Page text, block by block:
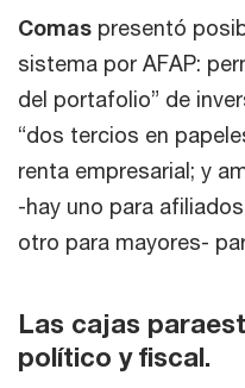
Comas presentó
sistema por AFAP:
del portafolio” de
“dos tercios en
renta empresarial; y
-hay uno para
otro para mayores-
Las cajas
político y fiscal.